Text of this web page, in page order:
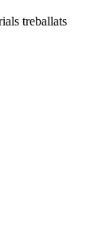
treballats